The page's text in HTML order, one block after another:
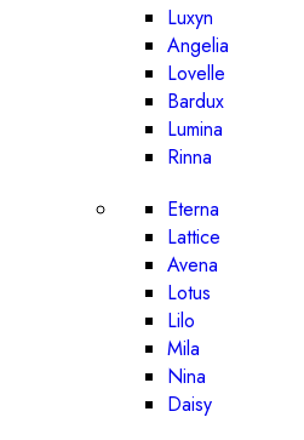
Luxyn
Angelia
Lovelle
Bardux
Lumina
Rinna
Eterna
Lattice
Avena
Lotus
Lilo
Mila
Nina
Daisy